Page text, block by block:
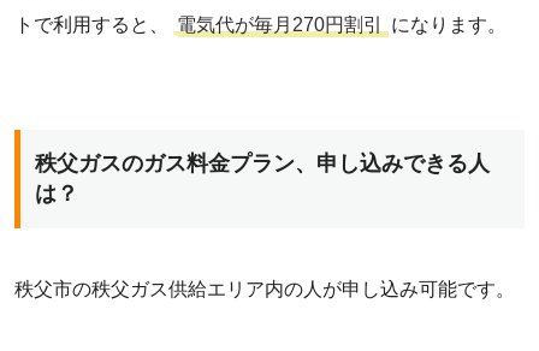
トで利用すると、
電気代が毎月270円割引 になります。
秩父ガスのガス料金プラン、申し込みできる人
は？
秩父市の秩父ガス供給エリア内の人が申し込み可能です。